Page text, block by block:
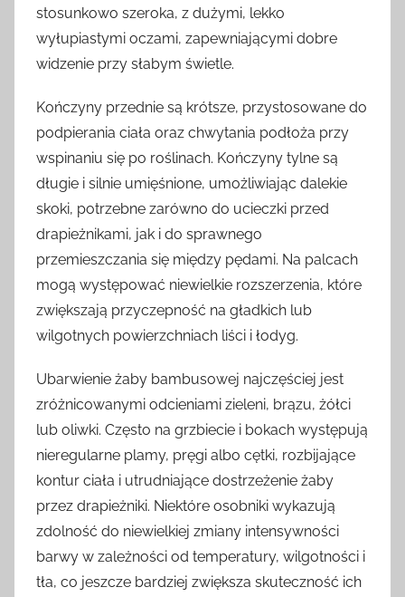
stosunkowo szeroka, z dużymi, lekko
wyłupiastymi oczami, zapewniającymi dobre
widzenie przy słabym świetle.
Kończyny przednie są krótsze, przystosowane do
podpierania ciała oraz chwytania podłoża przy
wspinaniu się po roślinach. Kończyny tylne są
długie i silnie umięśnione, umożliwiając dalekie
skoki, potrzebne zarówno do ucieczki przed
drapieżnikami, jak i do sprawnego
przemieszczania się między pędami. Na palcach
mogą występować niewielkie rozszerzenia, które
zwiększają przyczepność na gładkich lub
wilgotnych powierzchniach liści i łodyg.
Ubarwienie żaby bambusowej najczęściej jest
zróżnicowanymi odcieniami zieleni, brązu, żółci
lub oliwki. Często na grzbiecie i bokach występują
nieregularne plamy, pręgi albo cętki, rozbijające
kontur ciała i utrudniające dostrzeżenie żaby
przez drapieżniki. Niektóre osobniki wykazują
zdolność do niewielkiej zmiany intensywności
barwy w zależności od temperatury, wilgotności i
tła, co jeszcze bardziej zwiększa skuteczność ich